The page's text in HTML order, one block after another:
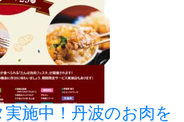
施中！丹波のお肉を